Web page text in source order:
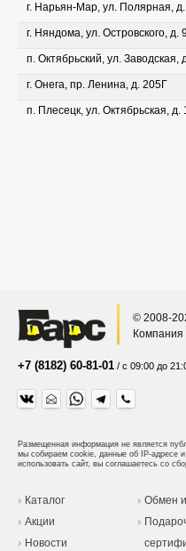
г. Нарьян-Мар, ул. Полярная,
г. Няндома, ул. Островского, д. 9
п. Октябрьский, ул. Заводская,
г. Онега, пр. Ленина, д. 205Г
п. Плесецк, ул. Октябрьская, д.
© 2008-
Компания
+7 (8182) 60-81-01 / с 09:00 до
Размещенная информация не является
мы собираем cookie, данные об IP-адресе
использовать сайт, вы соглашаетесь со
Каталог
Акции
Новости
Обмен